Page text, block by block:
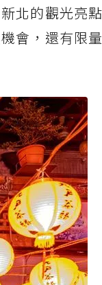
北的觀光亮
會，還有限